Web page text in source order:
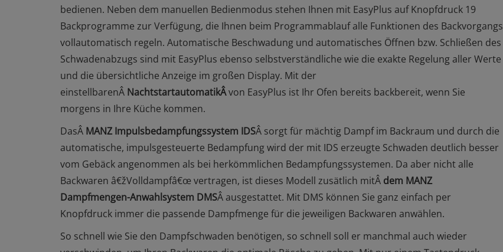
bedienen. Neben dem manuellen Bedienmodus stehen Ihnen mit EasyPlus auf Knopfdruck 19
Backprogramme zur Verfügung, die Ihnen beim Programmablauf alle Funktionen des Backvorgangs
vollautomatisch regeln. Automatische Beschwadung und automatisches Öffnen bzw. Schließen des
Schwadenabzugs sind mit EasyPlus ebenso selbstverständliche wie die exakte Regelung aller Werte
und die übersichtliche Anzeige im großen Display. Mit der
einstellbarenÂ NachtstartautomatikÂvon EasyPlus ist Ihr Ofen bereits backbereit, wenn Sie
morgens in Ihre Küche kommen.
DasÂ MANZ Impulsbedampfungssystem IDSÂ sorgt für mächtig Dampf im Backraum und durch die
automatische, impulsgesteuerte Bedampfung wird der mit IDS erzeugte Schwaden deutlich besser
vom Gebäck angenommen als bei herkömmlichen Bedampfungssystemen. Da aber nicht alle
Backwaren â€žVolldampfâ€œ vertragen, ist dieses Modell zusätlich mitÂ dem MANZ
Dampfmengen-Anwahlsystem DMSÂ ausgestattet. Mit DMS können Sie ganz einfach per
Knopfdruck immer die passende Dampfmenge für die jeweiligen Backwaren anwählen.
So schnell wie Sie den Dampfschwaden benötigen, so schnell soll er manchmal auch wieder